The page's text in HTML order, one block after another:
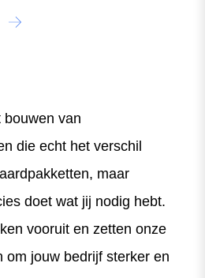
van
die echt het verschil
maar
doet wat jij nodig hebt.
vooruit en zetten onze
om jouw bedrijf sterker en